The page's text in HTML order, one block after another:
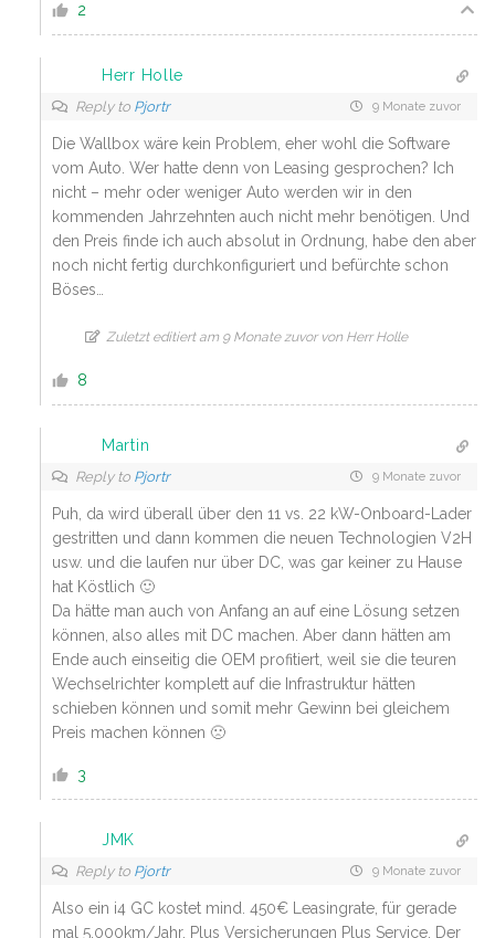
2
Herr Holle
Reply to Pjortr 9 Monate zuvor
Die Wallbox wäre kein Problem, eher wohl die Software
vom Auto. Wer hatte denn von Leasing gesprochen? Ich
nicht – mehr oder weniger Auto werden wir in den
kommenden Jahrzehnten auch nicht mehr benötigen. Und
den Preis finde ich auch absolut in Ordnung, habe den aber
noch nicht fertig durchkonfiguriert und befürchte schon
Böses…
Zuletzt editiert am 9 Monate zuvor von Herr Holle
8
Martin
Reply to Pjortr 9 Monate zuvor
Puh, da wird überall über den 11 vs. 22 kW-Onboard-Lader
gestritten und dann kommen die neuen Technologien V2H
usw. und die laufen nur über DC, was gar keiner zu Hause
hat Köstlich 🙂
Da hätte man auch von Anfang an auf eine Lösung setzen
können, also alles mit DC machen. Aber dann hätten am
Ende auch einseitig die OEM profitiert, weil sie die teuren
Wechselrichter komplett auf die Infrastruktur hätten
schieben können und somit mehr Gewinn bei gleichem
Preis machen können 🙁
3
JMK
Reply to Pjortr 9 Monate zuvor
Also ein i4 GC kostet mind. 450€ Leasingrate, für gerade
mal 5.000km/Jahr. Plus Versicherungen Plus Service. Der